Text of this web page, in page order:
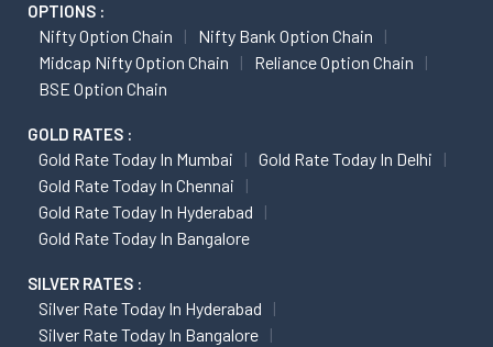
OPTIONS :
Nifty Option Chain
Nifty Bank Option Chain
Midcap Nifty Option Chain
Reliance Option Chain
BSE Option Chain
GOLD RATES :
Gold Rate Today In Mumbai
Gold Rate Today In Delhi
Gold Rate Today In Chennai
Gold Rate Today In Hyderabad
Gold Rate Today In Bangalore
SILVER RATES :
Silver Rate Today In Hyderabad
Silver Rate Today In Bangalore